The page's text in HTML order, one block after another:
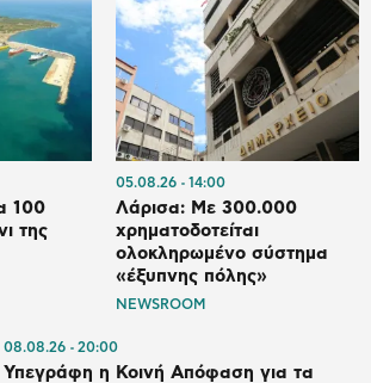
100
της
05.08.26 14:00
Λάρισα: Με 300.000
χρηματοδοτείται
ολοκληρωμένο σύστημα
«έξυπνης πόλης»
NEWSROOM
08.08.26 20:00
Υπεγράφη η Κοινή Απόφαση για τα